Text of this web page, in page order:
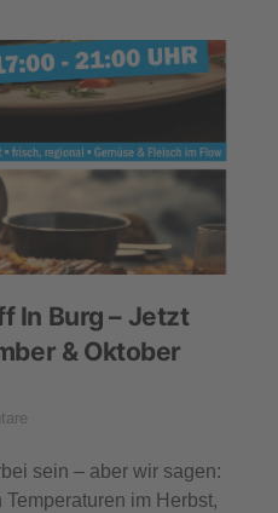
In Burg – Jetzt
& Oktober
sein – aber wir sagen:
im Herbst,